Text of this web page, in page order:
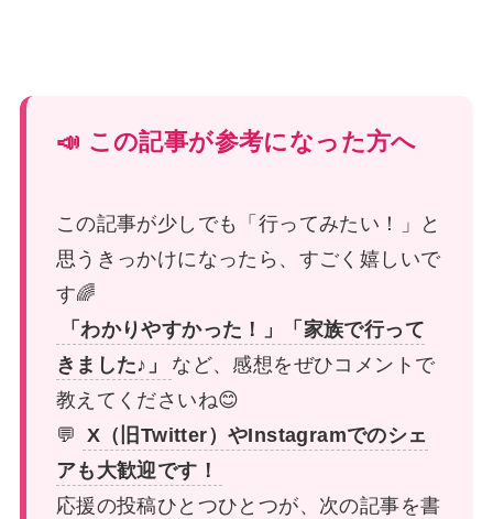
📣 この記事が参考になった方へ
この記事が少しでも「行ってみたい！」と
思うきっかけになったら、すごく嬉しいで
す🌈
「わかりやすかった！」「家族で行って
きました♪」
など、感想をぜひコメントで
教えてくださいね😊
💬 X（旧Twitter）やInstagramでのシェ
アも大歓迎です！
応援の投稿ひとつひとつが、次の記事を書